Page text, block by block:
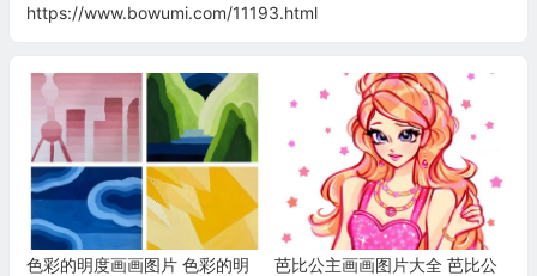
https://www.bowumi.com/11193.html
色彩的明度画画图片 色彩的明
芭比公主画画图片大全 芭比公